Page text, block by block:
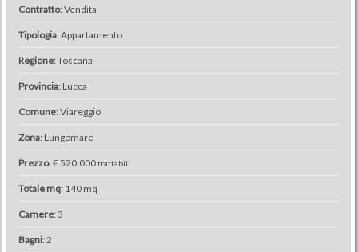
Contratto: Vendita
Tipologia: Appartamento
Regione: Toscana
Provincia: Lucca
Comune: Viareggio
Zona: Lungomare
Prezzo: € 520.000trattabili
Totale mq: 140 mq
Camere: 3
Bagni: 2